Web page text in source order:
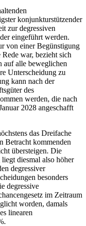
konjunkturstützender
zur degressiven
eingeführt werden.
von einer Begünstigung
war, bezieht sich
auf alle beweglichen
Unterscheidung zu
kann nach der
des
werden, die nach
2028 angeschafft
das Dreifache
Betracht kommenden
übersteigen. Die
diesmal also höher
degressiver
besonders
degressive
im Zeitraum
worden, damals
linearen